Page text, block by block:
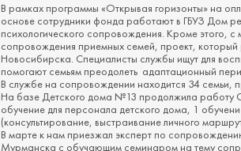
В рамках программы «Открывая горизонты» на
основе сотрудники фонда работают в ГБУЗ Дом
психологического сопровождения. Кроме этого,
сопровождения приемных семей, проект,
Новосибирска. Специалисты службы ищут для
помогают семьям преодолеть адаптационный
В службе на сопровождении находится 34 семьи,
На базе Детского дома №13 продолжила работу
обучение для персонала детского дома, 1
(консультирование, выстраивание личного
В марте к нам приезжал эксперт по
Мурманска с обучающим семинаром на тему